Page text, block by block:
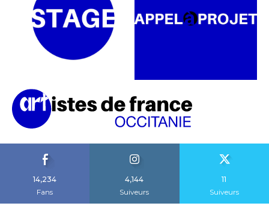
14,234
Fans
4,144
Suiveurs
11
Suiveurs